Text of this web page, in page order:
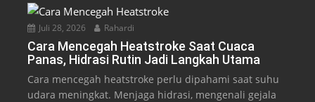
Juli 28, 2026 Rahardi
Cara Mencegah Heatstroke Saat Cuaca
Panas, Hidrasi Rutin Jadi Langkah Utama
Cara mencegah heatstroke perlu dipahami saat suhu
udara meningkat. Menjaga hidrasi, mengenali gejala